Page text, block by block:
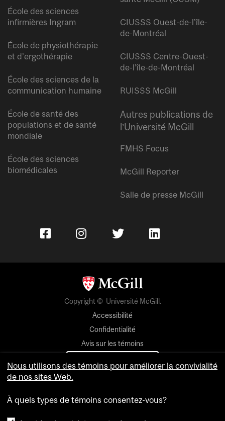
École des sciences
infirmières Ingram
École de physiothérapie
et d’ergothérapie
École des sciences de la
communication humaine
École de santé des
populations et de santé
mondiale
École des sciences
biomédicales
CIUSSS Ouest-de-l’île-
de-Montréal
CIUSSS Centre-Ouest-
de-l’île-de-Montréal
RUISSS McGill
Autres publications de
l’Université McGill
FMHS Focus
McGill Reporter
Salle de presse McGill
Copyright © Université McGill.
Accessibilité
Confidentialité
Avis sur les témoins
Paramètres des témoins
Nous utilisons des témoins pour améliorer la convivialité
de nos sites Web.
À quels types de témoins consentez-vous?